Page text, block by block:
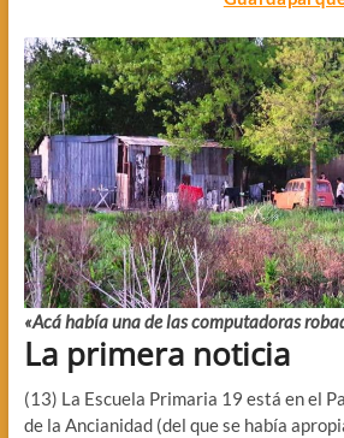
«Acá había una de las computadoras
La primera noticia
(13) La Escuela Primaria 19 está en el
de la Ancianidad (del que se había